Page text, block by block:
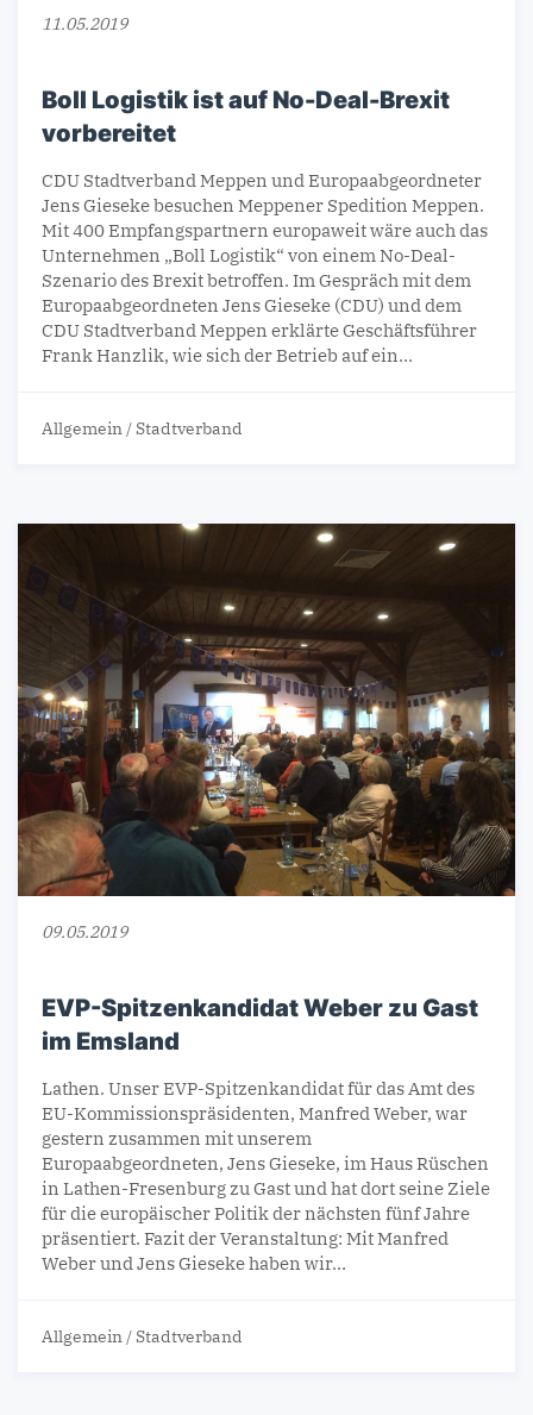
11.05.2019
Boll Logistik ist auf No-Deal-Brexit
vorbereitet
CDU Stadtverband Meppen und Europaabgeordneter
Jens Gieseke besuchen Meppener Spedition Meppen.
Mit 400 Empfangspartnern europaweit wäre auch das
Unternehmen „Boll Logistik“ von einem No-Deal-
Szenario des Brexit betroffen. Im Gespräch mit dem
Europaabgeordneten Jens Gieseke (CDU) und dem
CDU Stadtverband Meppen erklärte Geschäftsführer
Frank Hanzlik, wie sich der Betrieb auf ein…
Allgemein /Stadtverband
09.05.2019
EVP-Spitzenkandidat Weber zu Gast
im Emsland
Lathen. Unser EVP-Spitzenkandidat für das Amt des
EU-Kommissionspräsidenten, Manfred Weber, war
gestern zusammen mit unserem
Europaabgeordneten, Jens Gieseke, im Haus Rüschen
in Lathen-Fresenburg zu Gast und hat dort seine Ziele
für die europäischer Politik der nächsten fünf Jahre
präsentiert. Fazit der Veranstaltung: Mit Manfred
Weber und Jens Gieseke haben wir…
Allgemein /Stadtverband